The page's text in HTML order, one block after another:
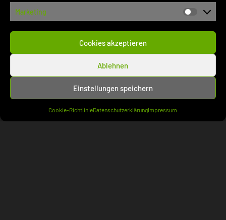
Marketing
Cookies akzeptieren
Ablehnen
Einstellungen speichern
Cookie-RichtlinieDatenschutzerklärungImpressum
PatentR